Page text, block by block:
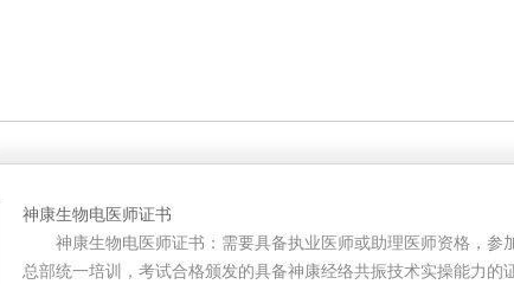
神康生物电医师证书
神康生物电医师证书：需要具备执业医师或助理医师资格，参
总部统一培训，考试合格颁发的具备神康经络共振技术实操能力